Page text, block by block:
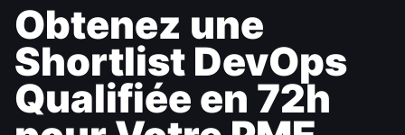
Obtenez une
Shortlist DevOps
Qualifiée en 72h